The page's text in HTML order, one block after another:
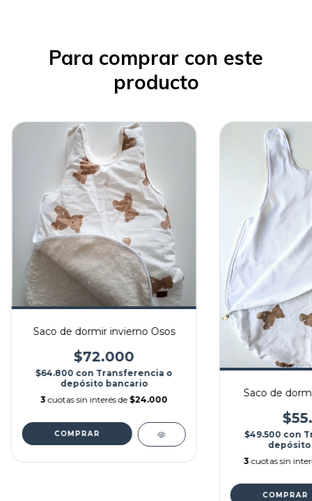
Para comprar con este
producto
Saco de dormir invierno Osos
$72.000
$64.800 con Transferencia o
depósito bancario
3 cuotas sin interés de $24.000
COMPRAR
Saco de
$49.500 con
3 cuotas sin
COMPRAR